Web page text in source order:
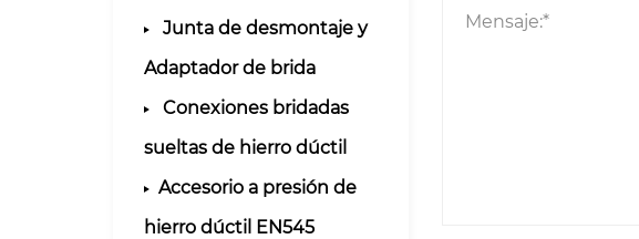
Junta de desmontaje y
Adaptador de brida
Conexiones bridadas
sueltas de hierro dúctil
Accesorio a presión de
hierro dúctil EN545